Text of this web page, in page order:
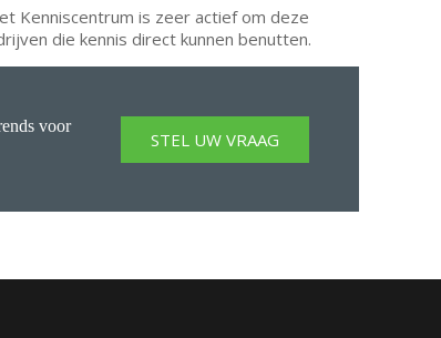
Kenniscentrum is zeer actief om deze
die kennis direct kunnen benutten.
voor
STEL UW VRAAG